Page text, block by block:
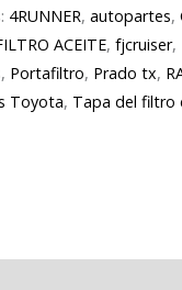
4RUNNER,autopartes,
ACEITE,fjcruiser,
, Portafiltro, Prado tx,
Toyota, Tapa del filtro